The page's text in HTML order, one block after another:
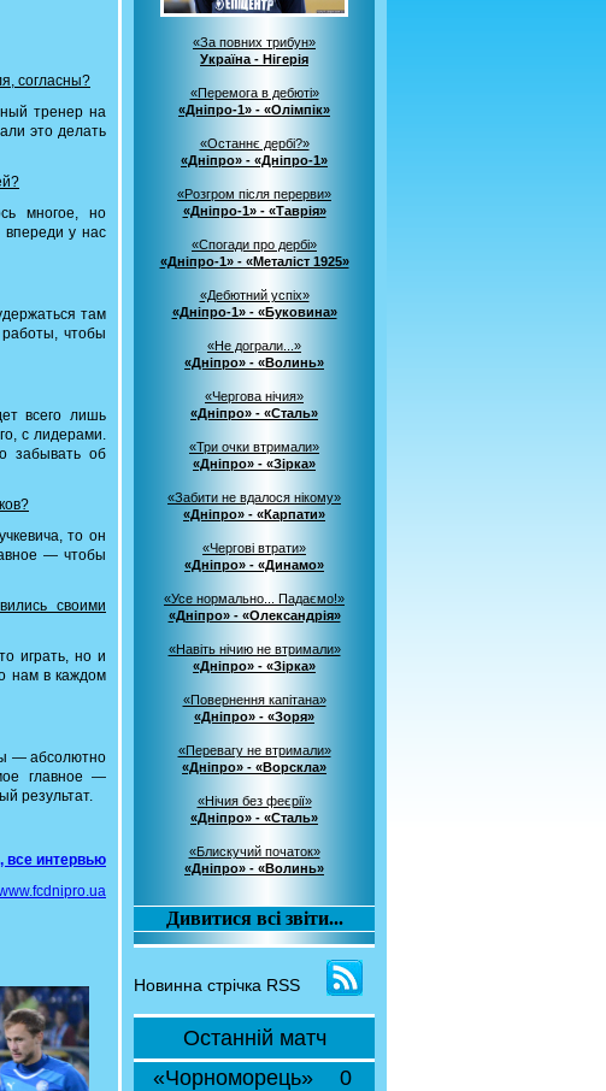
согласны?
тренер на
это делать
многое, но
впереди у нас
там
чтобы
всего лишь
с лидерами.
забывать об
то он
— чтобы
своими
играть, но и
нам в каждом
— абсолютно
главное —
результат.
все интервью
«За повних трибун»
Україна - Нігерія
«Перемога в дебюті»
«Дніпро-1» - «Олімпік»
«Останнє дербі?»
«Дніпро» - «Дніпро-1»
«Розгром після перерви»
«Дніпро-1» - «Таврія»
«Спогади про дербі»
«Дніпро-1» - «Металіст 1925»
«Дебютний успіх»
«Дніпро-1» - «Буковина»
«Не дограли...»
«Дніпро» - «Волинь»
«Чергова нічия»
«Дніпро» - «Сталь»
«Три очки втримали»
«Дніпро» - «Зірка»
«Забити не вдалося нікому»
«Дніпро» - «Карпати»
«Чергові втрати»
«Дніпро» - «Динамо»
«Усе нормально... Падаємо!»
«Дніпро» - «Олександрія»
«Навіть нічию не втримали»
«Дніпро» - «Зірка»
«Повернення капітана»
«Дніпро» - «Зоря»
«Перевагу не втримали»
«Дніпро» - «Ворскла»
«Нічия без феєрії»
«Дніпро» - «Сталь»
«Блискучий початок»
«Дніпро» - «Волинь»
Дивитися всі звіти...
Новинна стрічка RSS
Останній матч
«Чорноморець»
0